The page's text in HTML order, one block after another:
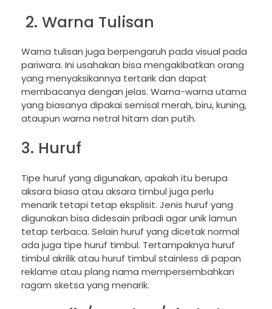
2. Warna Tulisan
Warna tulisan juga berpengaruh pada visual pada
pariwara. Ini usahakan bisa mengakibatkan orang
yang menyaksikannya tertarik dan dapat
membacanya dengan jelas. Warna-warna utama
yang biasanya dipakai semisal merah, biru, kuning,
ataupun warna netral hitam dan putih.
3. Huruf
Tipe huruf yang digunakan, apakah itu berupa
aksara biasa atau aksara timbul juga perlu
menarik tetapi tetap eksplisit. Jenis huruf yang
digunakan bisa didesain pribadi agar unik lamun
tetap terbaca. Selain huruf yang dicetak normal
ada juga tipe huruf timbul. Tertampaknya huruf
timbul akrilik atau huruf timbul stainless di papan
reklame atau plang nama mempersembahkan
ragam sketsa yang menarik.